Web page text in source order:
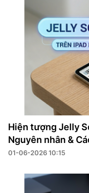
Hiện tượng Jelly
Nguyên nhân &
01-06-2026 10:15